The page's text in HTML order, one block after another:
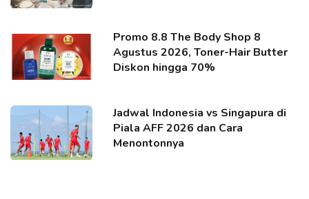
Promo 8.8 The Body Shop 8
Agustus 2026, Toner-Hair Butter
Diskon hingga 70%
Jadwal Indonesia vs Singapura di
Piala AFF 2026 dan Cara
Menontonnya